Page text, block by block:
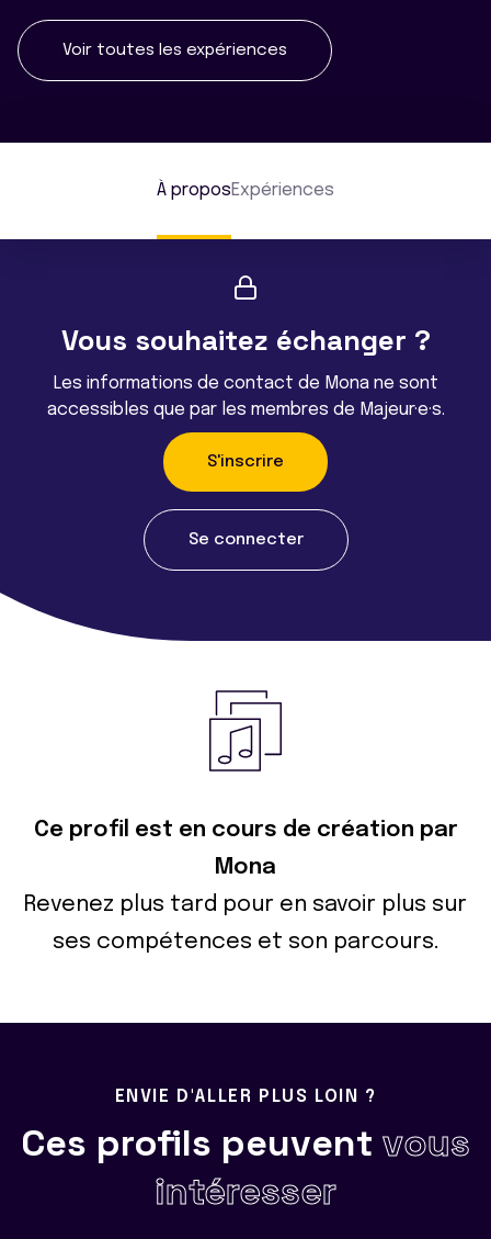
Voir toutes les expériences
À proposExpériences
Vous souhaitez échanger ?
Les informations de contact de Mona ne sont
accessibles que par les membres de Majeur·e·s.
S'inscrire
Se connecter
Ce profil est en cours de création par
Mona
Revenez plus tard pour en savoir plus sur
ses compétences et son parcours.
ENVIE D'ALLER PLUS LOIN ?
Ces profils peuvent vous
intéresser